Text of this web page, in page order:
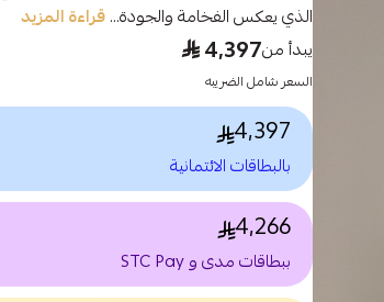
الذي يعكس الفخامة والجودة...قراءة المزيد
يبدأ من4,397
السعر شامل الضريبه
4,397
بالبطاقات الائتمانية
4,266
ببطاقات مدى و STC Pay